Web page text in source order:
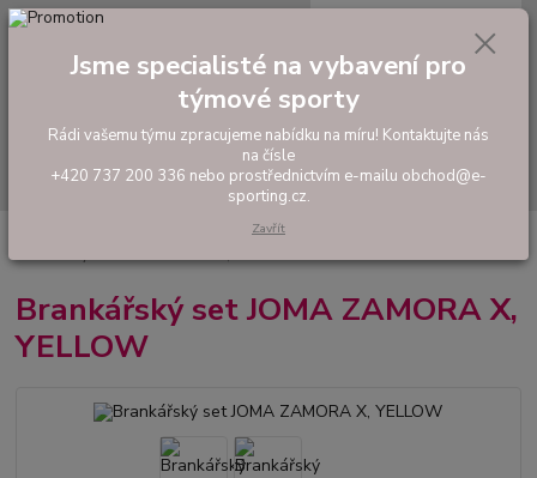
Hledat
tel: +420 737 200 336
0,00 Kč
Fotbaloví brankáři
Brankářský set JOMA ZAMORA X, YELLOW
Brankářský set JOMA ZAMORA X,
YELLOW
Jsme specialisté na vybavení pro
týmové sporty
Rádi vašemu týmu zpracujeme nabídku na míru! Kontaktujte nás
na čísle
+420 737 200 336 nebo prostřednictvím e-mailu obchod@e-
sporting.cz.
Zavřít